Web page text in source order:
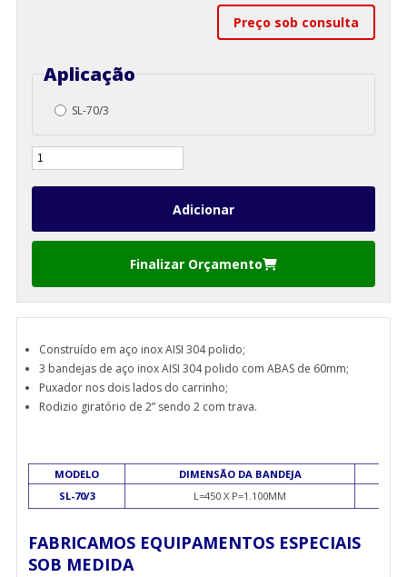
Preço sob consulta
Aplicação
SL-70/3
Finalizar Orçamento
Construído em aço inox AISI 304 polido;
3 bandejas de aço inox AISI 304 polido com ABAS de 60mm;
Puxador nos dois lados do carrinho;
Rodizio giratório de 2” sendo 2 com trava.
MODELO
DIMENSÃO DA BANDEJA
SL-70/3
L=450 X P=1.100MM
FABRICAMOS EQUIPAMENTOS ESPECIAIS
SOB MEDIDA